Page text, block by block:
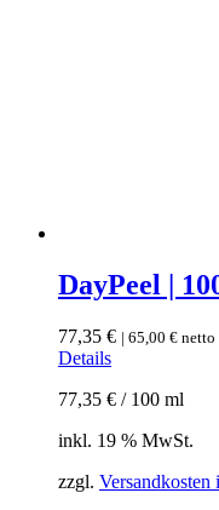
DayPeel |
77,35 € | 65,00 € netto
Details
77,35 € / 100 ml
inkl. 19 % MwSt.
zzgl.